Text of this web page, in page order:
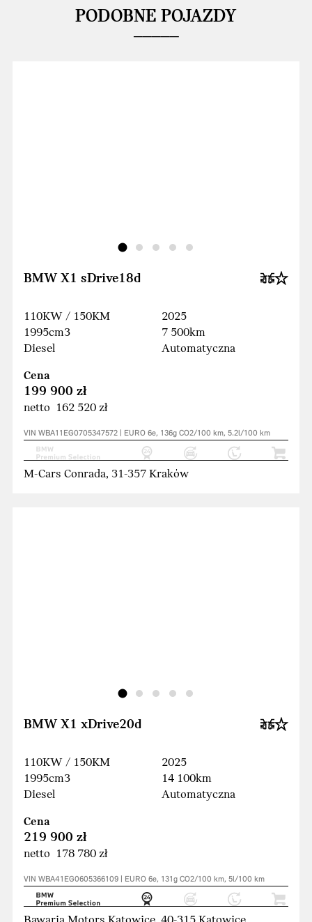
PODOBNE POJAZDY
BMW X1 sDrive18d
110KW / 150KM
1995cm3
Diesel
2025
7 500km
Automatyczna
Cena
199 900 zł
netto 162 520 zł
VIN WBA11EG0705347572 | EURO 6e, 136g CO2/100 km, 5.2l/100 km
M-Cars Conrada, 31-357 Kraków
BMW X1 xDrive20d
110KW / 150KM
1995cm3
Diesel
2025
14 100km
Automatyczna
Cena
219 900 zł
netto 178 780 zł
VIN WBA41EG0605366109 | EURO 6e, 131g CO2/100 km, 5l/100 km